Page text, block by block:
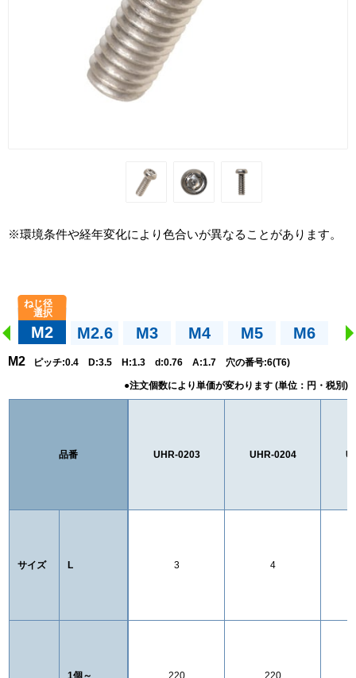
※環境条件や経年変化により色合いが異なることがあります。
M2 M2.6 M3 M4 M5 M6
M2 ピッチ:0.4 D:3.5 H:1.3 d:0.76 A:1.7 穴の番号:6(T6)
品番
サイズ L
UHR-0203 UHR-0204
3 4